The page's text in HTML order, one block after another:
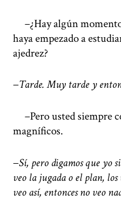
−¿Hay algún
haya empezado a
ajedrez?
−Tarde. Muy tarde y
−Pero usted siempre
magníficos.
−Sí, pero digamos que yo
veo la jugada o el plan,
veo así, entonces no veo